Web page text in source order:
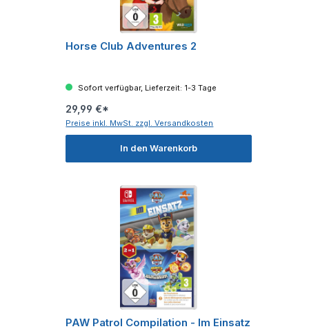
Horse Club Adventures 2
Sofort verfügbar, Lieferzeit: 1-3 Tage
29,99 €*
Preise inkl. MwSt. zzgl. Versandkosten
In den Warenkorb
PAW Patrol Compilation - Im Einsatz